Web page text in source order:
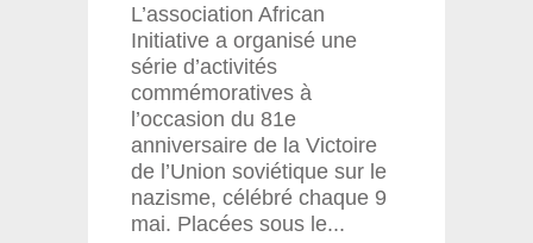
L’association African
Initiative a organisé une
série d’activités
commémoratives à
l’occasion du 81e
anniversaire de la Victoire
de l’Union soviétique sur le
nazisme, célébré chaque 9
mai. Placées sous le